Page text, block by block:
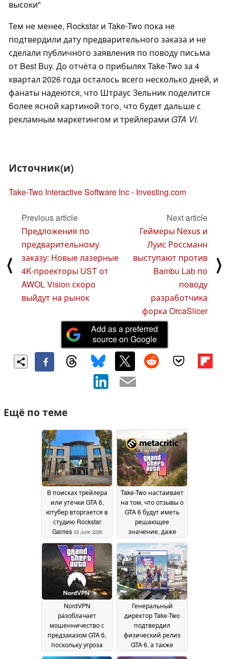
высоки"
Тем не менее, Rockstar и Take-Two пока не
подтвердили дату предварительного заказа и не
сделали публичного заявления по поводу письма
от Best Buy. До отчёта о прибылях Take-Two за 4
квартал 2026 года осталось всего несколько дней, и
фанаты надеются, что Штраус Зельник поделится
более ясной картиной того, что будет дальше с
рекламным маркетингом и трейлерами GTA VI.
Источник(и)
Take-Two Interactive Software Inc - Investing.com
⟨
Previous article
Предложения по
предварительному
заказу: Новые лазерные
4K-проекторы UST от
AWOL Vision скоро
выйдут на рынок
Next article
Геймеры Nexus и
Луис Россманн
выступают против
Bambu Lab по
поводу
разработчика
форка OrcaSlicer
⟩
Add as a preferred
source on Google
Ещё по теме
В поисках трейлера
или утечки GTA 6,
ютубер вторгается в
студию Rockstar
Games 03 June 2026
Take-Two настаивает
на том, что отзывы о
GTA 6 будут иметь
решающее
значение, даже
опасается утечек 29
May 2026
NordVPN
разоблачает
мошенничество с
предзаказом GTA 6,
поскольку угроза
Генеральный
директор Take-Two
подтвердил
физический релиз
GTA 6, а также